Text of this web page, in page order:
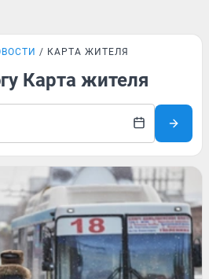
КАРТА ЖИТЕЛЯ
Карта жителя